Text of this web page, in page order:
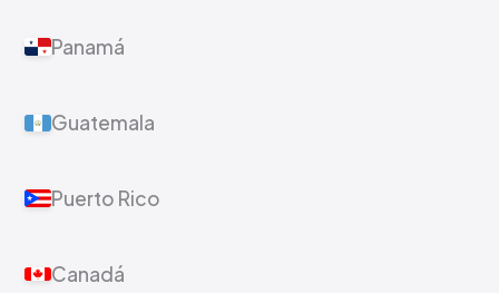
Panamá
Guatemala
Puerto Rico
Canadá